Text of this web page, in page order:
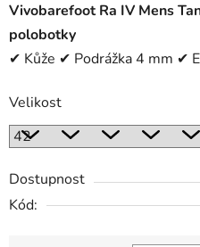
Vivobarefoot Ra IV Mens
polobotky
✔ Kůže ✔ Podrážka 4 mm ✔
Velikost
Dostupnost
Kód: